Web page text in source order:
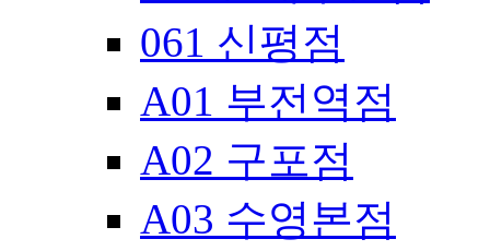
061 신평점
A01 부전역점
A02 구포점
A03 수영본점